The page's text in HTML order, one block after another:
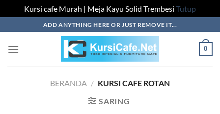
Kursi cafe Murah | Meja Kayu Solid Trembesi Tutup
to
content
ADD ANYTHING HERE OR JUST REMOVE IT...
0
BERANDA / KURSI CAFE ROTAN
SARING